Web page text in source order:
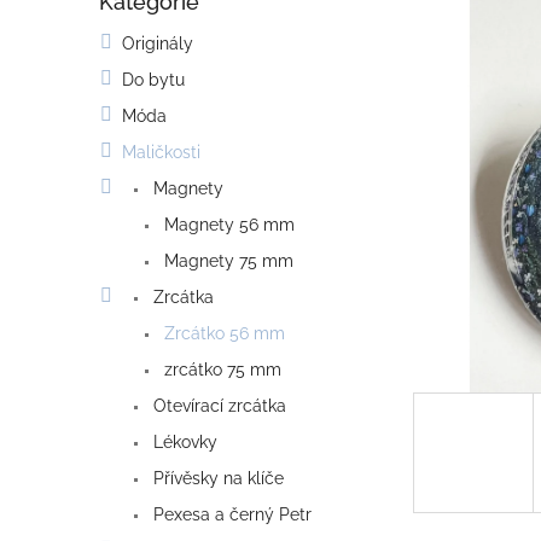
Originály
Do bytu
Móda
Maličkosti
Magnety
Magnety 56 mm
Magnety 75 mm
Zrcátka
Zrcátko 56 mm
zrcátko 75 mm
Otevírací zrcátka
Lékovky
Přívěsky na klíče
Pexesa a černý Petr